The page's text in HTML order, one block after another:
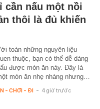
cần nấu một nồi
thôi là đủ khiến
toàn những nguyên liệu
thuộc, bạn có thể dễ dàng
được món ăn này. Đây là
món ăn nhẹ nhàng nhưng…
- CHƠI - ĐI - 4 giờ trước